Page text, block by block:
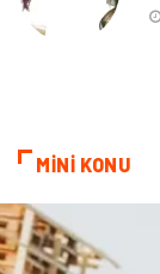
Bakım
MİNİ KONU